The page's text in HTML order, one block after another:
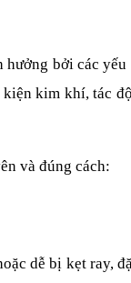
bởi các
kim khí, tác
và đúng cách:
dễ bị kẹt ray,